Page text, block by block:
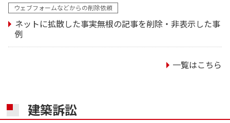
ウェブフォームなどからの削除依頼
ネットに拡散した事実無根の記事を削除・非表示した事
例
一覧はこちら
建築訴訟